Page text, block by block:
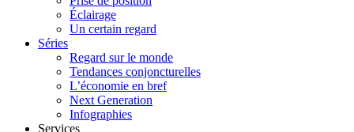
Éclairage
Un certain regard
Séries
Regard sur le monde
Tendances conjoncturelles
L’économie en bref
Next Generation
Infographies
Services